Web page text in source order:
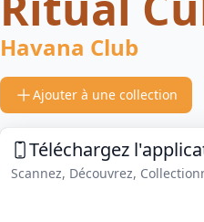
Havana Club
Ajouter à une collection
Téléchargez
Scannez, Découvrez,